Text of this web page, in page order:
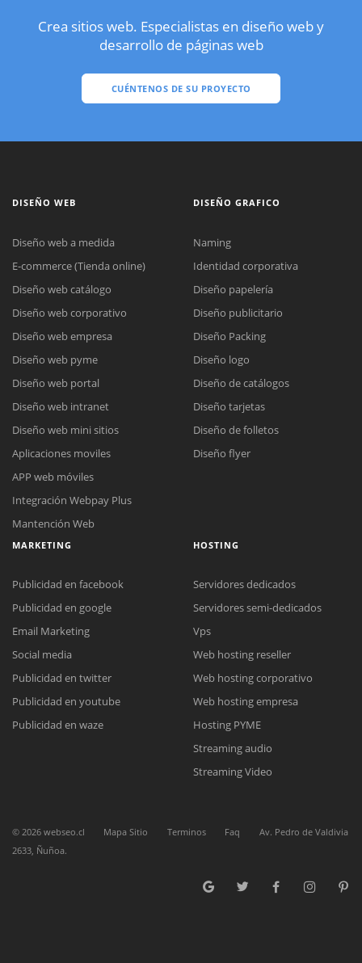
Crea sitios web. Especialistas en diseño web y
desarrollo de páginas web
CUÉNTENOS DE SU PROYECTO
Reunión online
Nuestros ejecutivos le enviarán un correo electrónico con el enlace a
Meet para la reunión online.
Cotización
Complete el formulario y nos contactaremos a la brevedad.
Chat Online
para enviarnos un correo electrónico con sus datos personales.
DISEÑO WEB
Diseño web a medida
E-commerce (Tienda online)
Diseño web catálogo
Diseño web corporativo
Diseño web empresa
Diseño web pyme
Diseño web portal
Diseño web intranet
Diseño web mini sitios
Aplicaciones moviles
APP web móviles
Integración Webpay Plus
Mantención Web
DISEÑO GRAFICO
Naming
Identidad corporativa
Diseño papelería
Diseño publicitario
Diseño Packing
Diseño logo
Diseño de catálogos
Diseño tarjetas
Diseño de folletos
Diseño flyer
MARKETING
Publicidad en facebook
Publicidad en google
Email Marketing
Social media
Publicidad en twitter
Publicidad en youtube
Publicidad en waze
HOSTING
Servidores dedicados
Servidores semi-dedicados
Vps
Web hosting reseller
Web hosting corporativo
Web hosting empresa
Hosting PYME
Streaming audio
Streaming Video
© 2026 webseo.cl Mapa Sitio Terminos Faq
Av. Pedro de Valdivia
2633, Ñuñoa.